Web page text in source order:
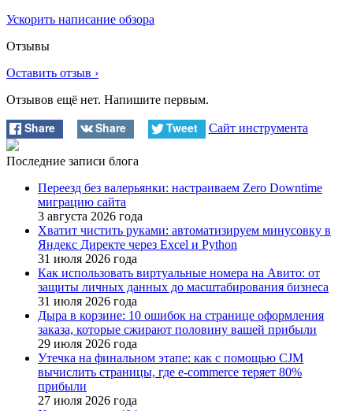
Ускорить написание обзора
Отзывы
Оставить отзыв ›
Отзывов ещё нет. Напишите первым.
Share Share Tweet Сайт инструмента
Последние записи блога
Переезд без валерьянки: настраиваем Zero Downtime
миграцию сайта
3 августа 2026 года
Хватит чистить руками: автоматизируем минусовку в
Яндекс Директе через Excel и Python
31 июля 2026 года
Как использовать виртуальные номера на Авито: от
защиты личных данных до масштабирования бизнеса
31 июля 2026 года
Дыра в корзине: 10 ошибок на странице оформления
заказа, которые сжирают половину вашей прибыли
29 июля 2026 года
Утечка на финальном этапе: как с помощью CJM
вычислить страницы, где e-commerce теряет 80%
прибыли
27 июля 2026 года